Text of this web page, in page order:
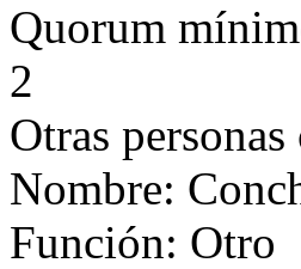
Quorum
2
Otras
Nombre:
Función: Otro